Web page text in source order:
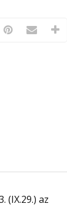
(IX.29.) az